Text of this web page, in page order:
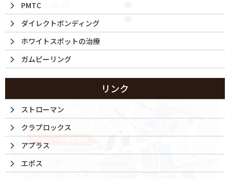
11:00-15:00
16:00-20:00
祝日は休診日です
PMTC
ダイレクトボンディング
ホワイトスポットの治療
ガムピーリング
リンク
ストローマン
クラプロックス
アプラス
エポス